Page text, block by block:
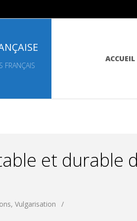
FRANÇAIS
ACCUEIL
et durable
, Vulgarisation